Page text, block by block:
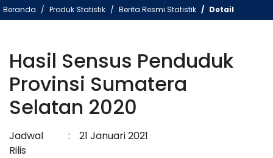
Beranda Produk Statistik Berita Resmi Statistik Detail
Hasil Sensus Penduduk
Provinsi Sumatera
Selatan 2020
Jadwal
Rilis
: 21 Januari 2021